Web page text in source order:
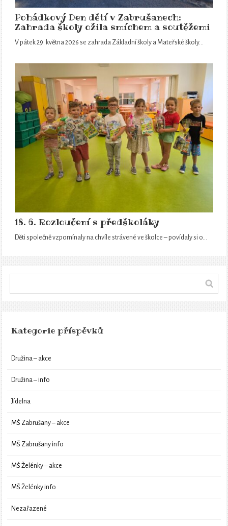
Pohádkový Den dětí v Zabrušanech:
Zahrada školy ožila smíchem a soutěžemi
V pátek 29. května 2026 se zahrada Základní školy a Mateřské školy…
18. 6. Rozloučení s předškoláky
Děti společně vzpomínaly na chvíle strávené ve školce – povídaly si o…
Kategorie příspěvků
Družina – akce
Družina – info
Jídelna
MŠ Zabrušany – akce
MŠ Zabrušany info
MŠ Želénky – akce
MŠ Želénky info
Nezařazené